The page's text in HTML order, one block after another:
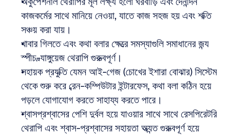
কাজকর্মের সাথে মানিয়ে নেওয়া, যাতে কাজ সহজ হয় এবং শক্তি
সঞ্চয় করা যায়।
খাবার গিলতে এবং কথা বলার ক্ষেত্রে সমস্যাগুলি সমাধানের জন্য
স্পীচ-ল্যাঙ্গুয়েজ থেরাপি গুরুত্বপূর্ণ।
সহায়ক প্রযুক্তি যেমন আই-গেজ (চোখের ইশারা বোঝার) সিস্টেম
থেকে শুরু করে ব্রেন-কম্পিউটার ইন্টারফেস, কথা বলা কঠিন হয়ে
পড়লে যোগাযোগ করতে সাহায্য করতে পারে।
শ্বাসপ্রশ্বাসের পেশি দুর্বল হয়ে যাওয়ার সাথে সাথে রেসপিরেটরি
থেরাপি এবং শ্বাস-প্রশ্বাসের সহায়তা অত্যন্ত গুরুত্বপূর্ণ হয়ে